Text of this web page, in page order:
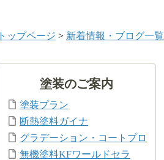
トップページ > 新着情報・ブログ一覧
塗装のご案内
塗装プラン
断熱塗料ガイナ
グラデーション・コートプロ
無機塗料KFワールドセラ